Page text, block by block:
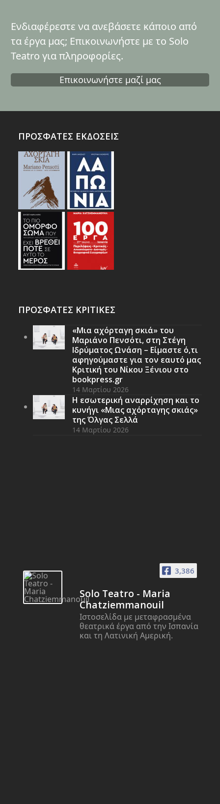
Ενδιαφέρεστε να ανεβάσετε κάποιο από
τα έργα μας; Επικοινωνήστε με το Solo
Teatro για πληροφορίες.
Επικοινωνήστε μαζί μας
ΠΡΟΣΦΑΤΕΣ ΕΚΔΟΣΕΙΣ
ΠΡΟΣΦΑΤΕΣ ΚΡΙΤΙΚΕΣ
«Μια αχόρταγη σκιά» του
Μαριάνο Πενσότι, στη Στέγη
Ιδρύματος Ωνάση – Είμαστε ό,τι
αφηγούμαστε για τον εαυτό μας
Κριτική του Νίκου Ξένιου στο
bookpress.gr
14 Μαρτίου 2026
Η εσωτερική αναρρίχηση και το
κυνήγι «Μιας αχόρταγης σκιάς»
της Όλγας Σελλά
14 Μαρτίου 2026
3,386
Solo Teatro - Maria
Chatziemmanouil
Ιστοσελίδα με μεταφρασμένα
θεατρικά έργα από την Ισπανία
και τη Λατινική Αμερική.